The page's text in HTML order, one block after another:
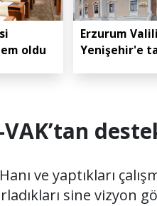
oldu
Erzurum
Yenişehir'e
VAK’tan
ve yaptıkları
sine vizyon